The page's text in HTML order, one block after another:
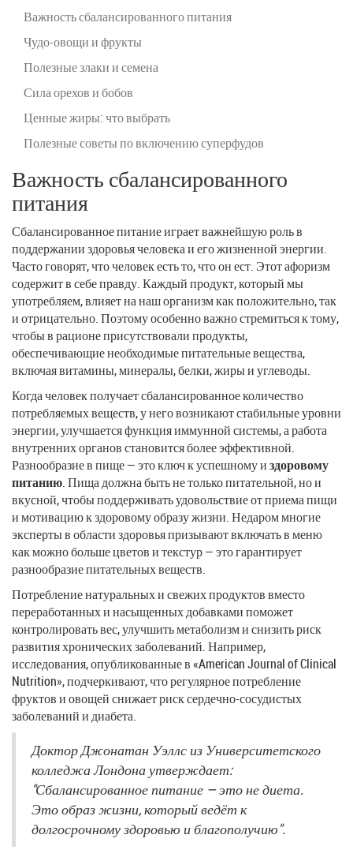
Важность сбалансированного питания
Чудо-овощи и фрукты
Полезные злаки и семена
Сила орехов и бобов
Ценные жиры: что выбрать
Полезные советы по включению суперфудов
Важность сбалансированного
питания
Сбалансированное питание играет важнейшую роль в
поддержании здоровья человека и его жизненной энергии.
Часто говорят, что человек есть то, что он ест. Этот афоризм
содержит в себе правду. Каждый продукт, который мы
употребляем, влияет на наш организм как положительно, так
и отрицательно. Поэтому особенно важно стремиться к тому,
чтобы в рационе присутствовали продукты,
обеспечивающие необходимые питательные вещества,
включая витамины, минералы, белки, жиры и углеводы.
Когда человек получает сбалансированное количество
потребляемых веществ, у него возникают стабильные уровни
энергии, улучшается функция иммунной системы, а работа
внутренних органов становится более эффективной.
Разнообразие в пище — это ключ к успешному издоровому
питанию. Пища должна быть не только питательной, но и
вкусной, чтобы поддерживать удовольствие от приема пищи
и мотивацию к здоровому образу жизни. Недаром многие
эксперты в области здоровья призывают включать в меню
как можно больше цветов и текстур — это гарантирует
разнообразие питательных веществ.
Потребление натуральных и свежих продуктов вместо
переработанных и насыщенных добавками поможет
контролировать вес, улучшить метаболизм и снизить риск
развития хронических заболеваний. Например,
исследования, опубликованные в «American Journal of Clinical
Nutrition», подчеркивают, что регулярное потребление
фруктов и овощей снижает риск сердечно-сосудистых
заболеваний и диабета.
Доктор Джонатан Уэллс из Университетского
колледжа Лондона утверждает:
"Сбалансированное питание — это не диета.
Это образ жизни, который ведёт к
долгосрочному здоровью и благополучию".